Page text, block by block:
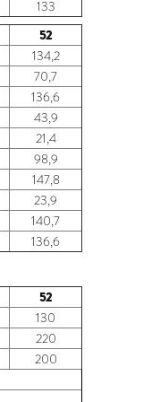
133
52
134,2
70,7
136,6
43,9
21,4
98,9
147,8
23,9
140,7
136,6
52
130
220
200